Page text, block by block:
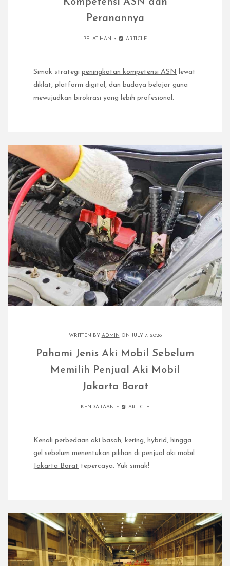
Peranannya
PELATIHAN ARTICLE
Simak strategi peningkatan kompetensi ASN lewat
diklat, platform digital, dan budaya belajar guna
mewujudkan birokrasi yang lebih profesional.
WRITTEN BY ADMIN ON JULY 7, 2026
Pahami Jenis Aki Mobil Sebelum
Memilih Penjual Aki Mobil
Jakarta Barat
KENDARAAN ARTICLE
Kenali perbedaan aki basah, kering, hybrid, hingga
gel sebelum menentukan pilihan di penjual aki mobil
Jakarta Barat tepercaya. Yuk simak!